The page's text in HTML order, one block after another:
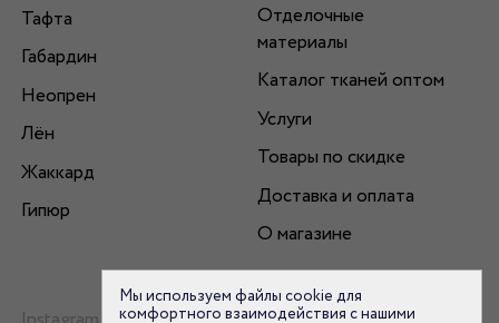
Тафта
Габардин
Неопрен
Лён
Жаккард
Гипюр
Отделочные
материалы
Каталог тканей оптом
Услуги
Товары по скидке
Доставка и оплата
О магазине
Мы используем файлы cookie для
комфортного взаимодействия с нашими